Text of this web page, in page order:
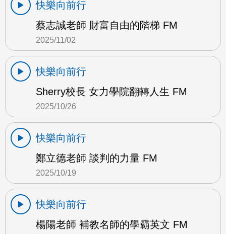
快樂向前行
蔡志誠老師 財富自由的階梯 FM
2025/11/02
快樂向前行
Sherry校長 女力學院翻轉人生 FM
2025/10/26
快樂向前行
鄭立德老師 談判的力量 FM
2025/10/19
快樂向前行
楊陽老師 補教名師的學霸英文 FM